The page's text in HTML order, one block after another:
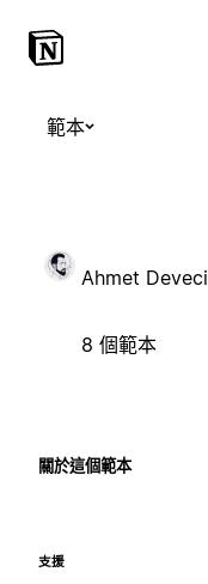
範本
Ahmet Deveci
8 個範本
關於這個範本
支援